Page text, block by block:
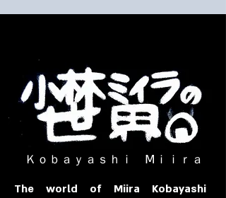
ｏｂａｙａｓｈｉ Ⅿｉｉｒａ​
The world of Miira Kobayashi